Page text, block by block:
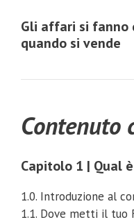
Gli affari si fanno
quando si vende
Contenuto
Capitolo 1 | Qual
1.0. Introduzione al
1.1. Dove metti il tuo